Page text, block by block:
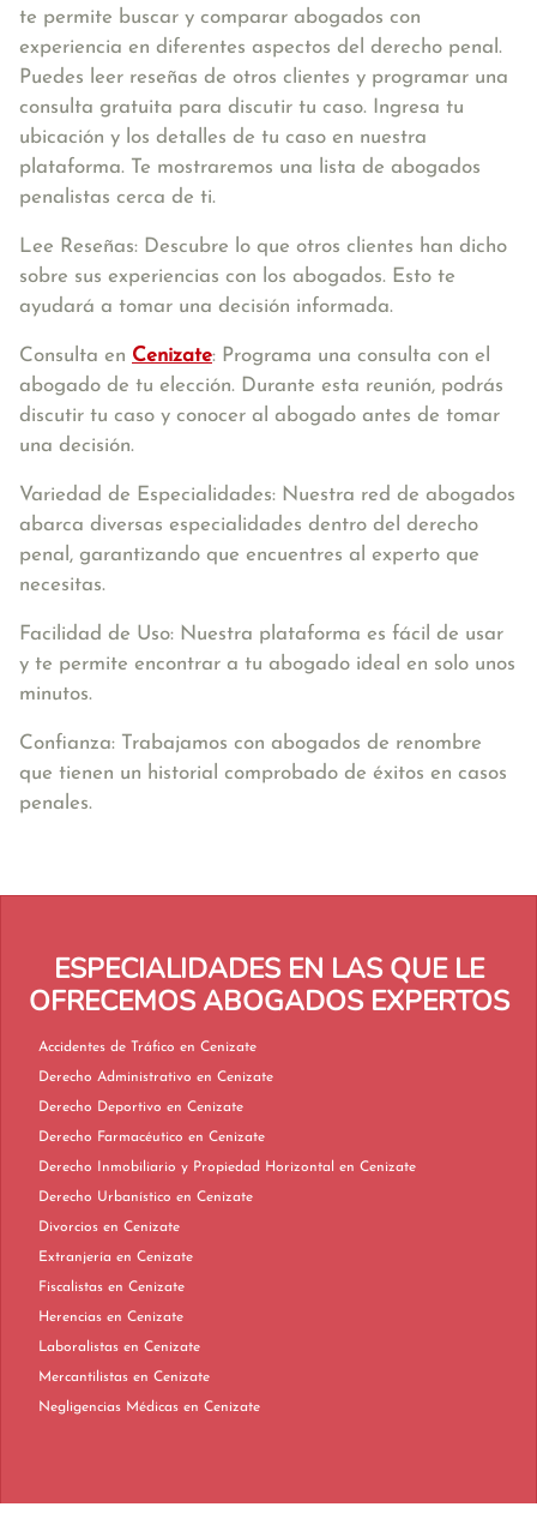
te permite buscar y comparar abogados con
experiencia en diferentes aspectos del derecho penal.
Puedes leer reseñas de otros clientes y programar una
consulta gratuita para discutir tu caso. Ingresa tu
ubicación y los detalles de tu caso en nuestra
plataforma. Te mostraremos una lista de abogados
penalistas cerca de ti.
Lee Reseñas: Descubre lo que otros clientes han dicho
sobre sus experiencias con los abogados. Esto te
ayudará a tomar una decisión informada.
Consulta en Cenizate: Programa una consulta con el
abogado de tu elección. Durante esta reunión, podrás
discutir tu caso y conocer al abogado antes de tomar
una decisión.
Variedad de Especialidades: Nuestra red de abogados
abarca diversas especialidades dentro del derecho
penal, garantizando que encuentres al experto que
necesitas.
Facilidad de Uso: Nuestra plataforma es fácil de usar
y te permite encontrar a tu abogado ideal en solo unos
minutos.
Confianza: Trabajamos con abogados de renombre
que tienen un historial comprobado de éxitos en casos
penales.
ESPECIALIDADES EN LAS QUE LE
OFRECEMOS ABOGADOS EXPERTOS
Accidentes de Tráfico en Cenizate
Derecho Administrativo en Cenizate
Derecho Deportivo en Cenizate
Derecho Farmacéutico en Cenizate
Derecho Inmobiliario y Propiedad Horizontal en Cenizate
Derecho Urbanístico en Cenizate
Divorcios en Cenizate
Extranjería en Cenizate
Fiscalistas en Cenizate
Herencias en Cenizate
Laboralistas en Cenizate
Mercantilistas en Cenizate
Negligencias Médicas en Cenizate